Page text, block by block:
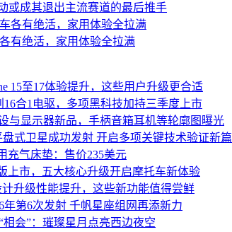
或成其退出主流赛道的最后推手
有绝活，家用体验全拉满
15至17体验提升，这些用户升级更合适
合1电驱，多项黑科技加持三季度上市
与显示器新品，手柄音箱耳机等轮廓图曝光
式卫星成功发射 开启多项关键技术验证新篇
充气床垫：售价235美元
上市，五大核心升级开启摩托车新体验
升级性能提升，这些新功能值得尝鲜
第6次发射 千帆星座组网再添新力
会”：璀璨星月点亮西边夜空